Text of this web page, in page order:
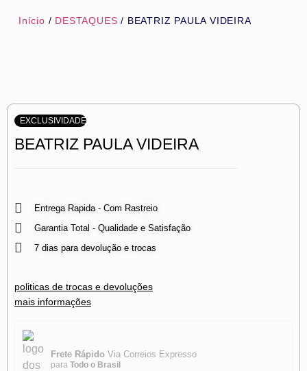
Início / DESTAQUES / BEATRIZ PAULA VIDEIRA
EXCLUSIVIDADE
BEATRIZ PAULA VIDEIRA
Entrega Rapida - Com Rastreio
Garantia Total - Qualidade e Satisfação
7 dias para devolução e trocas
politicas de trocas e devoluções
mais informações
Frete Rápido Via Correios Expresso
para Todo o Brasil